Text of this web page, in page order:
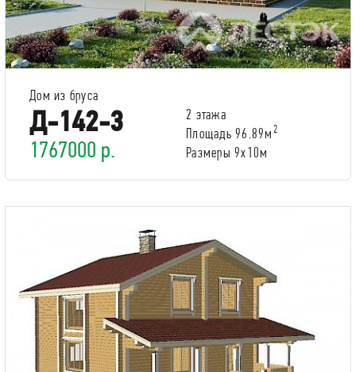
Дом из бруса
Д-142-3
1767000 р.
2 этажа
Площадь 96.89м2
Размеры 9x10м